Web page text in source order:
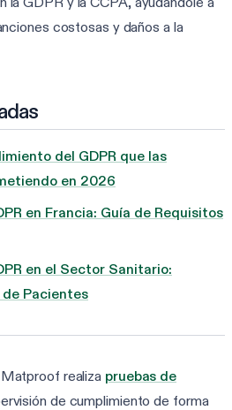
costosas y daños a la
del GDPR que las
en 2026
en Francia: Guía de Requisitos
en el Sector Sanitario:
Pacientes
Matproof realiza pruebas de
de cumplimiento de forma